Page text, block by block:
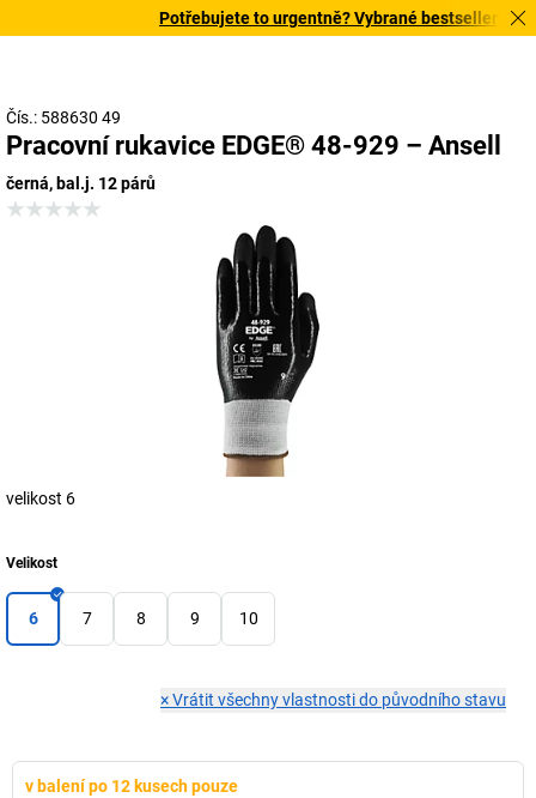
Potřebujete to urgentně? Vybrané bestsellery
Čís.: 588630 49
Pracovní rukavice EDGE® 48-929 – Ansell
černá, bal.j. 12 párů
velikost 6
Velikost
6 7 8 9 10
×Vrátit všechny vlastnosti do původního stavu
v balení po 12 kusech pouze